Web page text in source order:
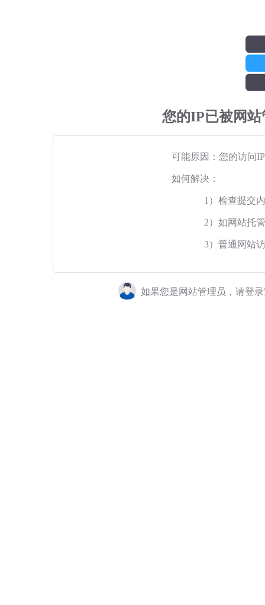
您的IP已被网
可能原因：您的访问
如何解决：
1）检查提交
2）如网站托
3）普通网站
如果您是网站管理员，请登